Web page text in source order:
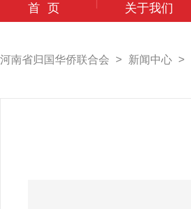
首 页 关于我们
河南省归国华侨联合会 新闻中心